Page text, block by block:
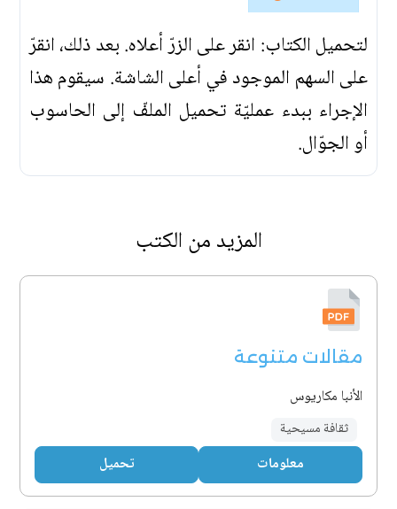
لتحميل الكتاب: انقر على الزرّ أعلاه. بعد ذلك، انقرّ
على السهم الموجود في أعلى الشاشة. سيقوم هذا
الإجراء ببدء عمليّة تحميل الملفّ إلى الحاسوب
أو الجوّال.
المزيد من الكتب
مقالات متنوعة
الأنبا مكاريوس
ثقافة مسيحية
معلومات تحميل